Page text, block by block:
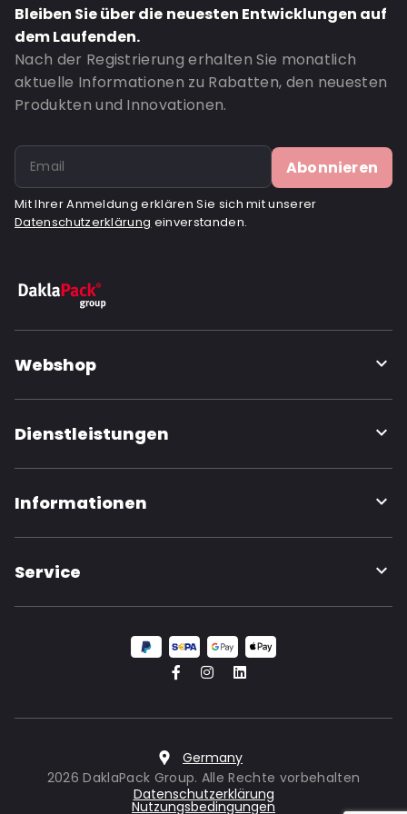
Bottom gusset: 35
Bestell-ID: 1045
Bleiben Sie über die neuesten Entwicklungen auf
dem Laufenden.
Nach der Registrierung erhalten Sie monatlich
aktuelle Informationen zu Rabatten, den neuesten
Produkten und Innovationen.
Abonnieren
Mit Ihrer Anmeldung erklären Sie sich mit unserer
Datenschutzerklärung einverstanden.
Webshop
Dienstleistungen
Informationen
Service
Germany
2026 DaklaPack Group. Alle Rechte vorbehalten
Datenschutzerklärung
Nutzungsbedingungen